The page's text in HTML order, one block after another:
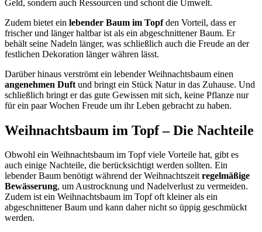
Geld, sondern auch Ressourcen und schont die Umwelt.
Zudem bietet ein lebender Baum im Topfden Vorteil, dass er
frischer und länger haltbar ist als ein abgeschnittener Baum. Er
behält seine Nadeln länger, was schließlich auch die Freude an der
festlichen Dekoration länger währen lässt.
Darüber hinaus verströmt ein lebender Weihnachtsbaum einen
angenehmen Duft und bringt ein Stück Natur in das Zuhause. Und
schließlich bringt er das gute Gewissen mit sich, keine Pflanze nur
für ein paar Wochen Freude um ihr Leben gebracht zu haben.
Weihnachtsbaum im Topf – Die Nachteile
Obwohl ein Weihnachtsbaum im Topf viele Vorteile hat, gibt es
auch einige Nachteile, die berücksichtigt werden sollten. Ein
lebender Baum benötigt während der Weihnachtszeitregelmäßige
Bewässerung, um Austrocknung und Nadelverlust zu vermeiden.
Zudem ist ein Weihnachtsbaum im Topf oft kleiner als ein
abgeschnittener Baum und kann daher nicht so üppig geschmückt
werden.